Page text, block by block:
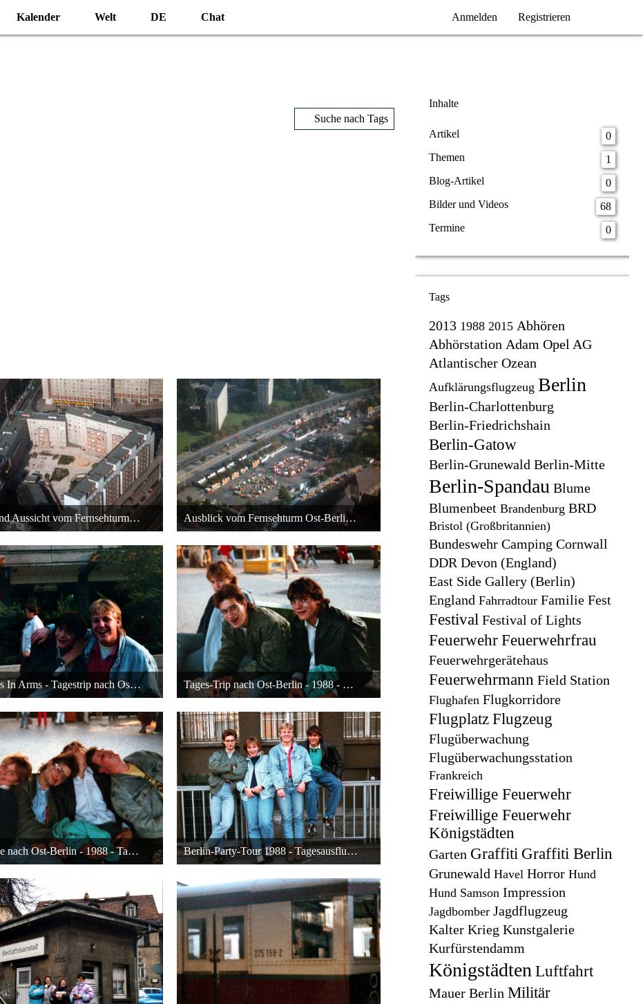
Kalender Welt DE Chat Anmelden Registrieren
Suche nach Tags
Blick und Aussicht vom Fernsehturm Berlin - 1988
10. April 2016 um 18:49
24
Ausblick vom Fernsehturm Ost-Berlin - 1988
10. April 2016 um 18:49
24
Brothers In Arms - Tagestrip nach Ost-Berlin - 1988
10. April 2016 um 18:49
23
Tages-Trip nach Ost-Berlin - 1988 - Siggi - Andy - Oli
10. April 2016 um 18:49
23
Zugreise nach Ost-Berlin - 1988 - Tagestour
10. April 2016 um 18:49
Berlin-Party-Tour 1988 - Tagesausflug Ost-Berlin - Gnadenlose Freunde
10. April 2016 um 18:49
23
Inhalte
Artikel
0
Themen
1
Blog-Artikel
0
Bilder und Videos
68
Termine
0
Tags
2013 1988 2015 Abhören
Abhörstation Adam Opel AG
Atlantischer Ozean
Aufklärungsflugzeug Berlin
Berlin-Charlottenburg
Berlin-Friedrichshain
Berlin-Gatow
Berlin-Grunewald Berlin-Mitte
Berlin-Spandau Blume
Blumenbeet Brandenburg BRD
Bristol (Großbritannien)
Bundeswehr Camping Cornwall
DDR Devon (England)
East Side Gallery (Berlin)
England Fahrradtour Familie Fest
Festival Festival of Lights
Feuerwehr Feuerwehrfrau
Feuerwehrgerätehaus
Feuerwehrmann Field Station
Flughafen Flugkorridore
Flugplatz Flugzeug
Flugüberwachung
Flugüberwachungsstation
Frankreich
Freiwillige Feuerwehr
Freiwillige Feuerwehr
Königstädten
Garten Graffiti Graffiti Berlin
Grunewald Havel Horror Hund
Hund Samson Impression
Jagdbomber Jagdflugzeug
Kalter Krieg Kunstgalerie
Kurfürstendamm
Königstädten Luftfahrt
Mauer Berlin Militär